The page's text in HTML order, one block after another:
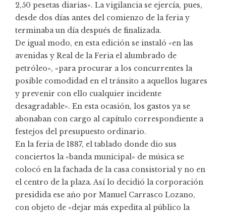
2,50 pesetas diarias». La vigilancia se ejercía, pues,
desde dos días antes del comienzo de la feria y
terminaba un día después de finalizada.
De igual modo, en esta edición se instaló «en las
avenidas y Real de la Feria el alumbrado de
petróleo», «para procurar a los concurrentes la
posible comodidad en el tránsito a aquellos lugares
y prevenir con ello cualquier incidente
desagradable». En esta ocasión, los gastos ya se
abonaban con cargo al capítulo correspondiente a
festejos del presupuesto ordinario.
En la feria de 1887, el tablado donde dio sus
conciertos la «banda municipal» de música se
colocó en la fachada de la casa consistorial y no en
el centro de la plaza. Así lo decidió la corporación
presidida ese año por Manuel Carrasco Lozano,
con objeto de «dejar más expedita al público la